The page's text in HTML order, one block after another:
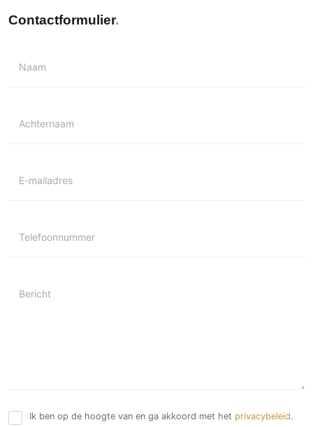
Contactformulier
Naam
Achternaam
E-mailadres
Telefoonnummer
Bericht
Ik ben op de hoogte van en ga akkoord met het privacybeleid.